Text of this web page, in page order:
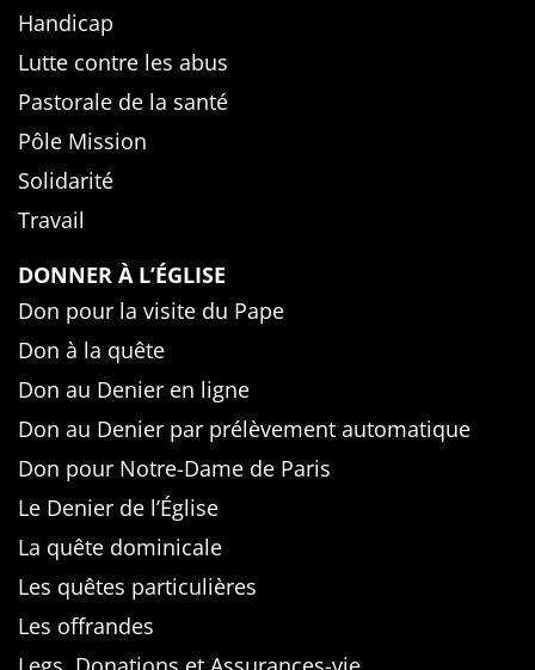
Handicap
Lutte contre les abus
Pastorale de la santé
Pôle Mission
Solidarité
Travail
DONNER À L’ÉGLISE
Don pour la visite du Pape
Don à la quête
Don au Denier en ligne
Don au Denier par prélèvement automatique
Don pour Notre-Dame de Paris
Le Denier de l’Église
La quête dominicale
Les quêtes particulières
Les offrandes